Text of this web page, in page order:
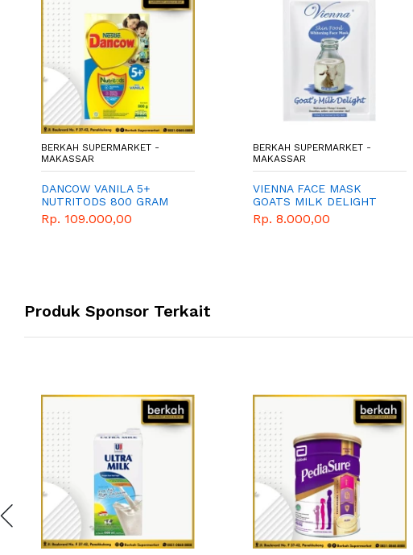
BERKAH SUPERMARKET -
MAKASSAR
DANCOW VANILA 5+
NUTRITODS 800 GRAM
Rp. 109.000,00
BERKAH SUPERMARKET -
MAKASSAR
VIENNA FACE MASK
GOATS MILK DELIGHT
15ML
Rp. 8.000,00
Produk Sponsor Terkait